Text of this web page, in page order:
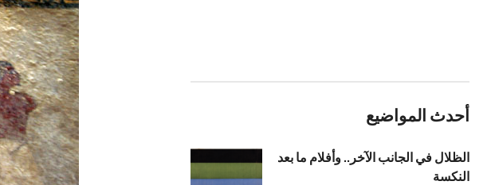
أحدث المواضيع
الظلال في الجانب الآخر.. وأفلام ما بعد
النكسة